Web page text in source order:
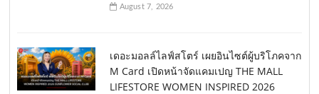
August 7, 2026
เดอะมอลล์ไลฟ์สโตร์ เผยอินไซต์ผู้บริโภคจาก
M Card เปิดหน้าจัดแคมเปญ THE MALL
LIFESTORE WOMEN INSPIRED 2026